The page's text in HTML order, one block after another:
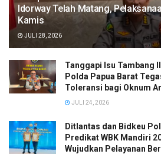
Idorway Telah Matang,
Kamis
JULI 28, 2026
Tanggapi Isu Tambang
Polda Papua Barat
Toleransi bagi Oknum
JULI 24, 2026
Ditlantas dan Bidkeu
Predikat WBK Mandiri
Wujudkan Pelayanan